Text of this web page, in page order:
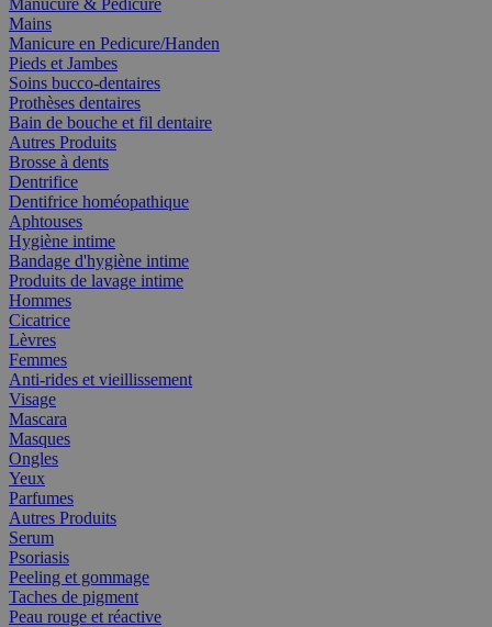
Manucure & Pédicure
Mains
Manicure en Pedicure/Handen
Pieds et Jambes
Soins bucco-dentaires
Prothèses dentaires
Bain de bouche et fil dentaire
Autres Produits
Brosse à dents
Dentrifice
Dentifrice homéopathique
Aphtouses
Hygiène intime
Bandage d'hygiène intime
Produits de lavage intime
Hommes
Cicatrice
Lèvres
Femmes
Anti-rides et vieillissement
Visage
Mascara
Masques
Ongles
Yeux
Parfumes
Autres Produits
Serum
Psoriasis
Peeling et gommage
Taches de pigment
Peau rouge et réactive